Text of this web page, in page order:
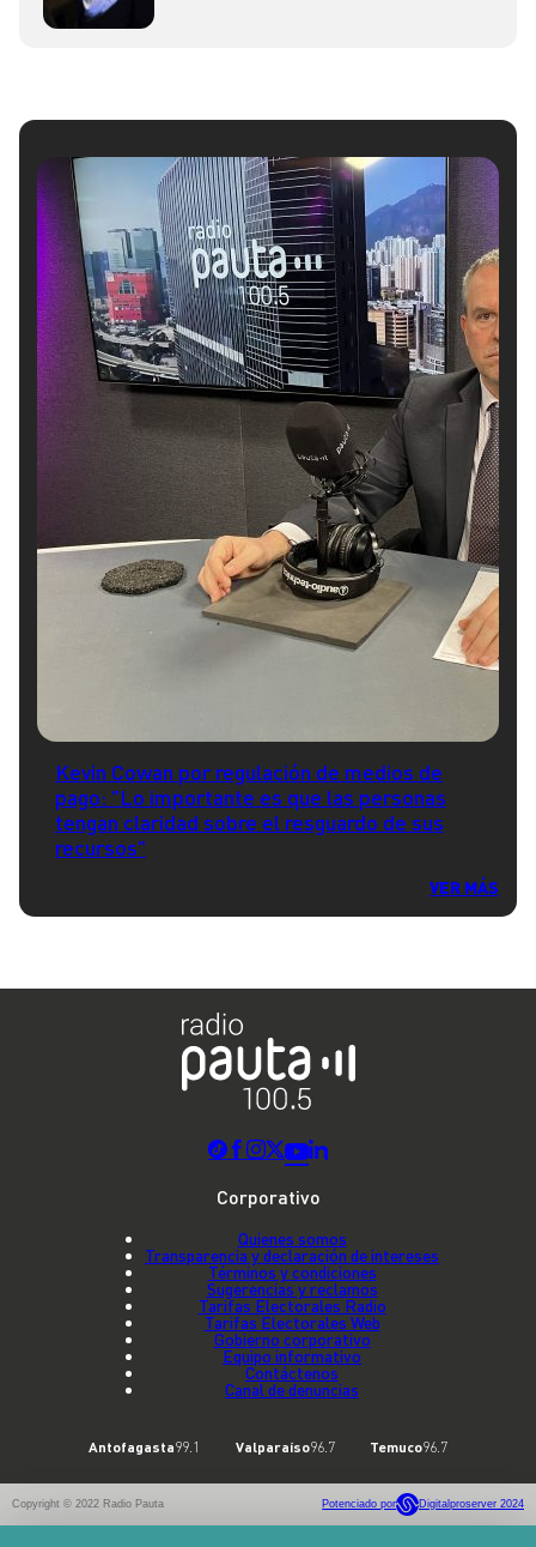
Kevin Cowan por regulación de medios de
pago: "Lo importante es que las personas
tengan claridad sobre el resguardo de sus
recursos"
VER MÁS
Corporativo
Quienes somos
Transparencia y declaración de intereses
Términos y condiciones
Sugerencias y reclamos
Tarifas Electorales Radio
Tarifas Electorales Web
Gobierno corporativo
Equipo informativo
Contáctenos
Canal de denuncias
Antofagasta99.1 Valparaíso96.7 Temuco96.7
Copyright © 2022 Radio Pauta Potenciado por Digitalproserver 2024